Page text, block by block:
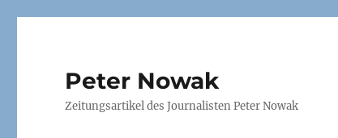
Peter Nowak
Zeitungsartikel des Journalisten Peter Nowak